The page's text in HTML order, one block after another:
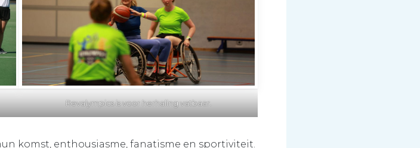
Revalympics is voor herhaling vatbaar.
komst, enthousiasme, fanatisme en sportiviteit.